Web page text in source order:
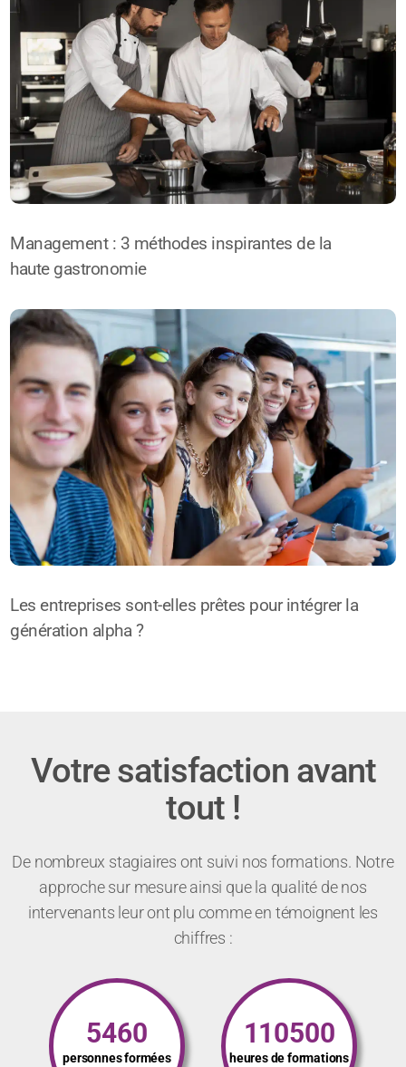
Management : 3 méthodes inspirantes de la
haute gastronomie
Les entreprises sont-elles prêtes pour intégrer la
génération alpha ?
Votre satisfaction avant
tout !
De nombreux stagiaires ont suivi nos formations. Notre
approche sur mesure ainsi que la qualité de nos
intervenants leur ont plu comme en témoignent les
chiffres :
5460
personnes formées
110500
heures de formations